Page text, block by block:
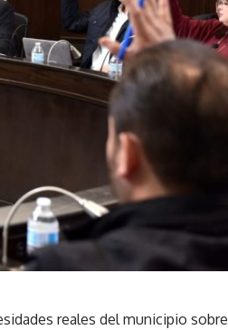
reales del municipio sobre